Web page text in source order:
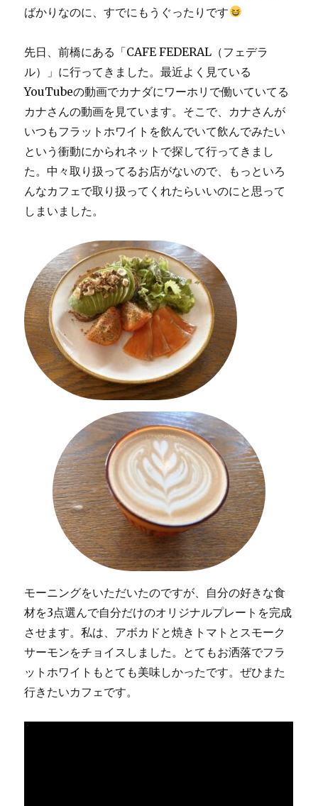
ばかりなのに、すでにもうぐったりです
先日、前橋にある「CAFE FEDERAL（フェデラ
ル）」に行ってきました。最近よく見ている
YouTubeの動画でカナダにワーホリで働いていてる
カナさんの動画を見ています。そこで、カナさんが
いつもフラットホワイトを飲んでいて飲んでみたい
という衝動にかられネットで探して行ってきまし
た。中々取り扱ってるお店がないので、もっといろ
んなカフェで取り扱ってくれたらいいのにと思って
しまいました。
モーニングをいただいたのですが、自分の好きな食
材を3点選んで自分だけのオリジナルプレートを完成
させます。私は、アボカドと焼きトマトとスモーク
サーモンをチョイスしました。とてもお洒落でフラ
ットホワイトもとても美味しかったです。ぜひまた
行きたいカフェです。